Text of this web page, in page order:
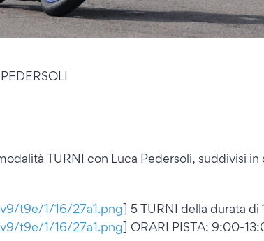
TURNI con Luca Pedersoli, suddivisi in
t9e/1/16/27a1.png] 5 TURNI della durata di
t9e/1/16/27a1.png] ORARI PISTA: 9:00-